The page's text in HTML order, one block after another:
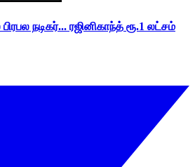
நடிகர்... ரஜினிகாந்த் ரூ.1 லட்சம்